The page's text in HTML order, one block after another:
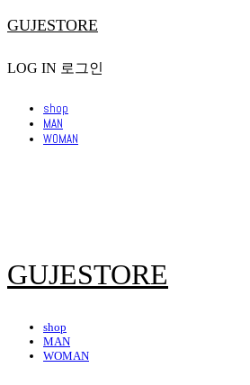
GUJESTORE
LOG IN 로그인
shop
MAN
WOMAN
GUJESTORE
shop
MAN
WOMAN